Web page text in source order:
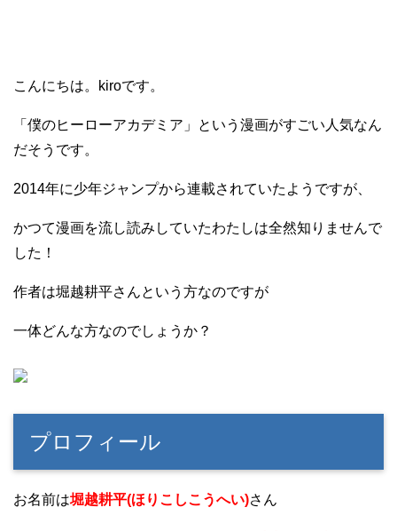
こんにちは。kiroです。
「僕のヒーローアカデミア」という漫画がすごい人気なん
だそうです。
2014年に少年ジャンプから連載されていたようですが、
かつて漫画を流し読みしていたわたしは全然知りませんで
した！
作者は堀越耕平さんという方なのですが
一体どんな方なのでしょうか？
プロフィール
お名前は堀越耕平(ほりこしこうへい)さん